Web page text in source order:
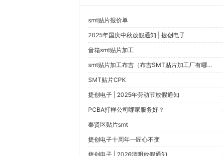
smt贴片报价单
2025年国庆中秋放假通知 | 捷创电子
音箱smt贴片加工
smt贴片加工布吉（布吉SMT贴片加工厂有哪些知名企业？）
SMT贴片CPK
捷创电子 | 2025年劳动节放假通知
PCBA打样公司哪家服务好？
奉贤区贴片smt
捷创电子十周年—匠心不变
捷创电子 | 2026清明放假通知